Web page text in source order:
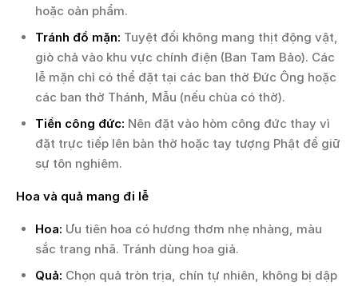
hoặc oản phẩm.
Tránh đồ mặn: Tuyệt đối không mang thịt động vật,
giò chả vào khu vực chính điện (Ban Tam Bảo). Các
lễ mặn chỉ có thể đặt tại các ban thờ Đức Ông hoặc
các ban thờ Thánh, Mẫu (nếu chùa có thờ).
Tiền công đức: Nên đặt vào hòm công đức thay vì
đặt trực tiếp lên bàn thờ hoặc tay tượng Phật để giữ
sự tôn nghiêm.
Hoa và quả mang đi lễ
Hoa: Ưu tiên hoa có hương thơm nhẹ nhàng, màu
sắc trang nhã. Tránh dùng hoa giả.
Quả: Chọn quả tròn trịa, chín tự nhiên, không bị dập